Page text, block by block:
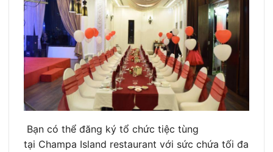
Bạn có thể đăng ký tổ chức tiệc tùng
tại Champa Island restaurant với sức chứa tối đa